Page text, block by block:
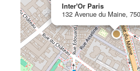
Inter'Or Paris
132 Avenue du Maine,